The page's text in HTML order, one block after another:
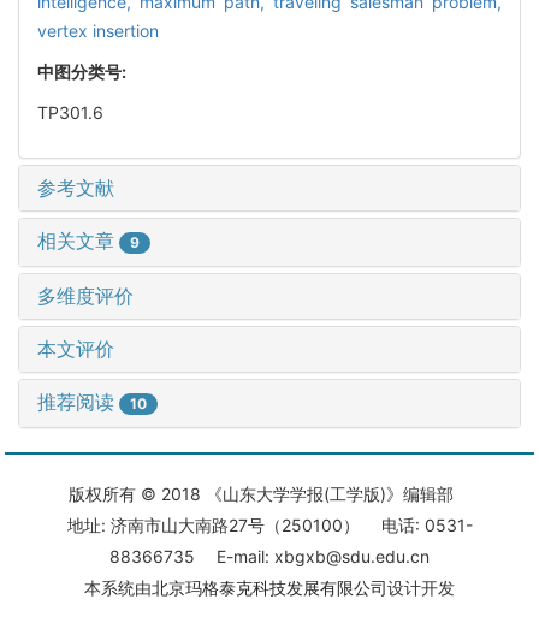
vertex insertion
中图分类号:
TP301.6
参考文献
相关文章 9
多维度评价
本文评价
推荐阅读 10
版权所有 © 2018 《山东大学学报(工学版)》编辑部
地址: 济南市山大南路27号（250100） 电话: 0531-
88366735 E-mail: xbgxb@sdu.edu.cn
本系统由北京玛格泰克科技发展有限公司设计开发